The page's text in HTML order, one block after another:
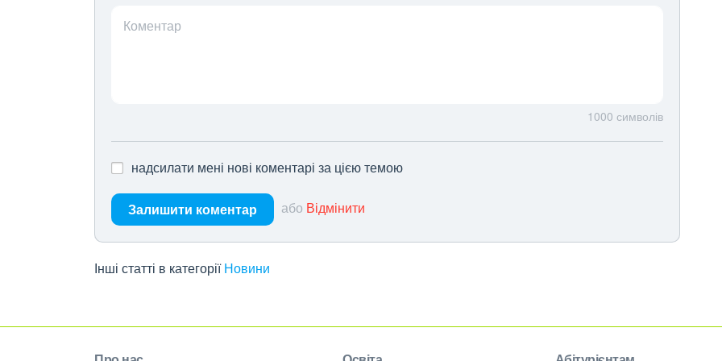
Коментар
1000 символів
надсилати мені нові коментарі за цією темою
Залишити коментар або Відмінити
Інші статті в категорії Новини